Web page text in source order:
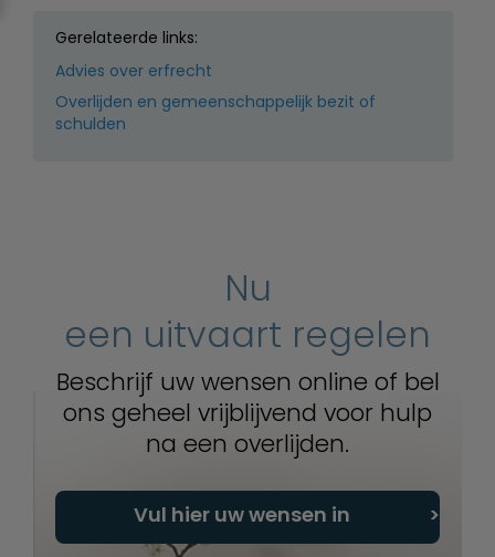
Gerelateerde links:
Advies over erfrecht
Overlijden en gemeenschappelijk bezit of
schulden
Nu
een uitvaart regelen
Beschrijf uw wensen online of bel
ons geheel vrijblijvend voor hulp
na een overlijden.
Vul hier uw wensen in